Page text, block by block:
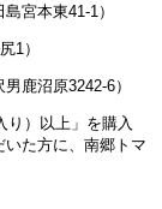
宮本東41-1）
1）
沼原3242-6）
り）以上」を購入
た方に、南郷トマ